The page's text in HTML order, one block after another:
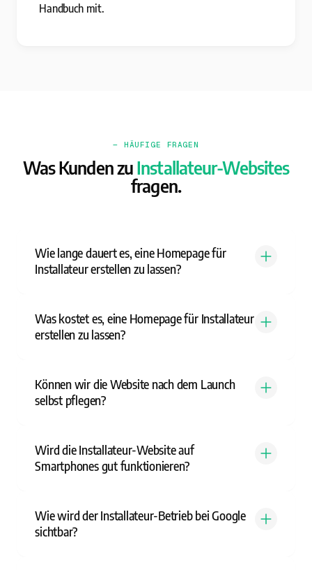
Handbuch mit.
— HÄUFIGE FRAGEN
Was Kunden zuInstallateur-Websites
fragen.
Wie lange dauert es, eine Homepage für
Installateur erstellen zu lassen?
Was kostet es, eine Homepage für Installateur
erstellen zu lassen?
Können wir die Website nach dem Launch
selbst pflegen?
Wird die Installateur-Website auf
Smartphones gut funktionieren?
Wie wird der Installateur-Betrieb bei Google
sichtbar?